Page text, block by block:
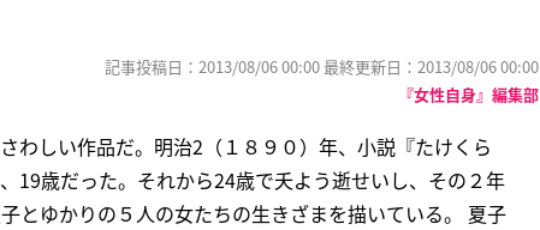
記事投稿日：2013/08/06 00:00 最終更新日：2013/08/06 00:00
『女性自身』編集部
わしい作品だ。明治2（１８９０）年、小説『たけくら
19歳だった。それから24歳で夭よう逝せいし、その２年
とゆかりの５人の女たちの生きざまを描いている。 夏子